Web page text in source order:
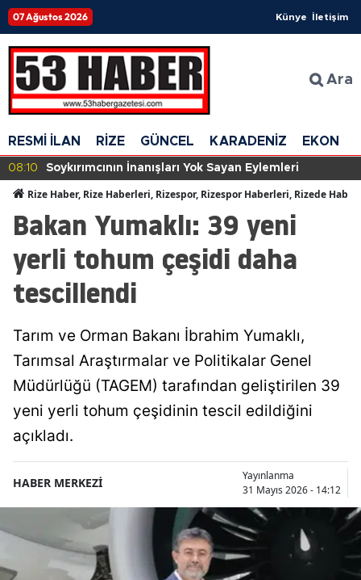
07 Ağustos 2026 Künye İletişim
Ara
RESMİ İLAN RİZE GÜNCEL KARADENİZ
08:10 Soykırımcının İnanışları Yok Sayan Eylemleri
Rize Haber, Rize Haberleri, Rizespor, Rizespor Haberleri, Rizede
Bakan Yumaklı: 39 yeni
yerli tohum çeşidi daha
tescillendi
Tarım ve Orman Bakanı İbrahim Yumaklı,
Tarımsal Araştırmalar ve Politikalar Genel
Müdürlüğü (TAGEM) tarafından geliştirilen 39
yeni yerli tohum çeşidinin tescil edildiğini
açıkladı.
HABER MERKEZİ
Yayınlanma
31 Mayıs 2026 - 14:12